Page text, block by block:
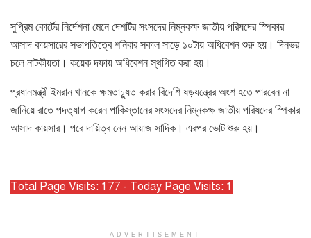
সুপ্রিম কোর্টের নির্দেশনা মেনে দেশটির সংসদের নিম্নকক্ষ জাতীয় পরিষদের স্পিকার
আসাদ কায়সারের সভাপতিত্বে শনিবার সকাল সাড়ে ১০টায় অধিবেশন শুরু হয়। দিনভর
চলে নাটকীয়তা। কয়েক দফায় অধিবেশন স্থগিত করা হয়।
প্রধানমন্ত্রী ইমরান খান‌কে ক্ষমতাচ্যুত করার বি‌দে‌শি ষড়য‌ন্ত্রের অংশ হ‌তে পার‌বেন না
জা‌নি‌য়ে রাতে পদত্যাগ করেন পা‌কিস্তা‌নের সংস‌দের নিম্নকক্ষ জাতীয় প‌রিষ‌দের স্পিকার
আসাদ কায়সার। পরে দায়িত্ব নেন আয়াজ সাদিক। এরপর ভোট শুরু হয়।
Total Page Visits: 177 - Today Page Visits: 1
ADVERTISEMENT